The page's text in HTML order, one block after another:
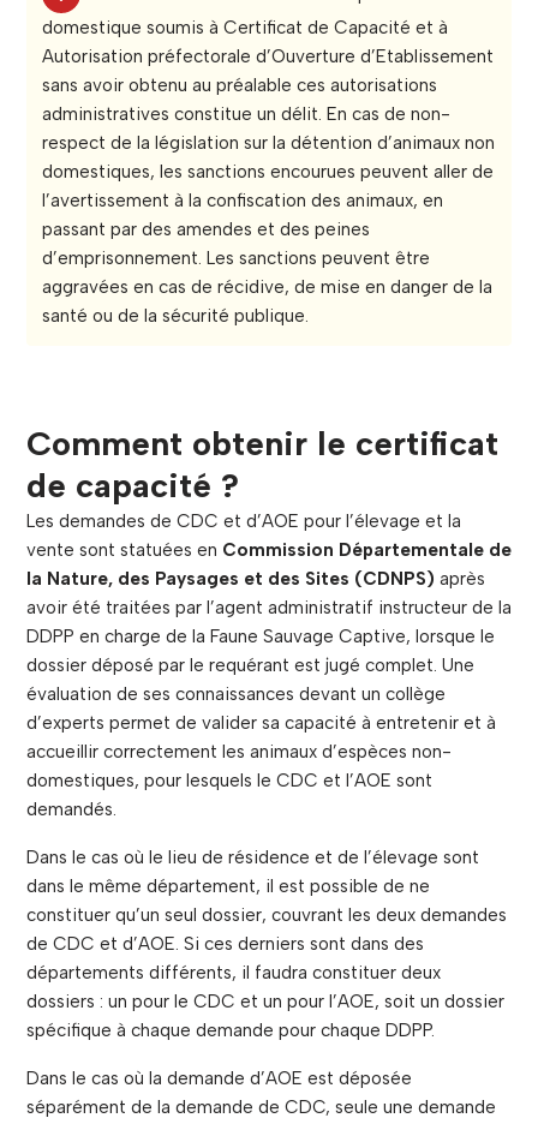
domestique soumis à Certificat de Capacité et à
Autorisation préfectorale d’Ouverture d’Etablissement
sans avoir obtenu au préalable ces autorisations
administratives constitue un délit. En cas de non-
respect de la législation sur la détention d’animaux non
domestiques, les sanctions encourues peuvent aller de
l’avertissement à la confiscation des animaux, en
passant par des amendes et des peines
d’emprisonnement. Les sanctions peuvent être
aggravées en cas de récidive, de mise en danger de la
santé ou de la sécurité publique.
Comment obtenir le certificat
de capacité ?
Les demandes de CDC et d’AOE pour l’élevage et la
vente sont statuées en Commission Départementale de
la Nature, des Paysages et des Sites (CDNPS) après
avoir été traitées par l’agent administratif instructeur de la
DDPP en charge de la Faune Sauvage Captive, lorsque le
dossier déposé par le requérant est jugé complet. Une
évaluation de ses connaissances devant un collège
d’experts permet de valider sa capacité à entretenir et à
accueillir correctement les animaux d’espèces non-
domestiques, pour lesquels le CDC et l’AOE sont
demandés.
Dans le cas où le lieu de résidence et de l’élevage sont
dans le même département, il est possible de ne
constituer qu’un seul dossier, couvrant les deux demandes
de CDC et d’AOE. Si ces derniers sont dans des
départements différents, il faudra constituer deux
dossiers : un pour le CDC et un pour l’AOE, soit un dossier
spécifique à chaque demande pour chaque DDPP.
Dans le cas où la demande d’AOE est déposée
séparément de la demande de CDC, seule une demande